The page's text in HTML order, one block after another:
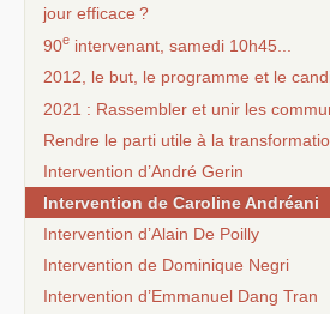
jour efficace ?
90e intervenant, samedi 10h45...
2012, le but, le programme et le
2021 : Rassembler et unir les
Rendre le parti utile à la
Intervention d’André Gerin
Intervention de Caroline Andréani
Intervention d’Alain De Poilly
Intervention de Dominique Negri
Intervention d’Emmanuel Dang Tran